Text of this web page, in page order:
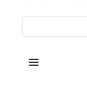
a